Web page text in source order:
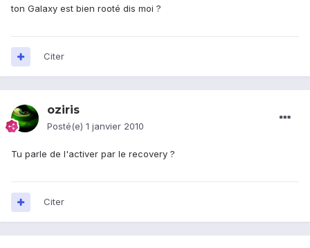
ton Galaxy est bien rooté dis moi ?
Citer
oziris
Posté(e) 1 janvier 2010
Tu parle de l'activer par le recovery ?
Citer